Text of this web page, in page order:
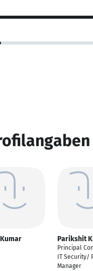
Parikshit
Principal
IT Security/
Manager